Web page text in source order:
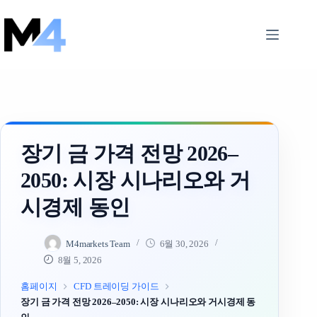
content
장기 금 가격 전망 2026–
2050: 시장 시나리오와 거
시경제 동인
M4markets Team
6월 30, 2026
8월 5, 2026
홈페이지
CFD 트레이딩 가이드
장기 금 가격 전망 2026–2050: 시장 시나리오와 거시경제 동